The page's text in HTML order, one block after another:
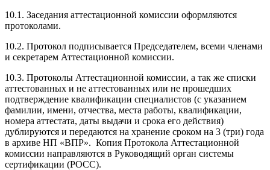
10.1. Заседания аттестационной комиссии оформляются
протоколами.
10.2. Протокол подписывается Председателем, всеми членами
и секретарем Аттестационной комиссии.
10.3. Протоколы Аттестационной комиссии, а так же списки
аттестованных и не аттестованных или не прошедших
подтверждение квалификации специалистов (с указанием
фамилии, имени, отчества, места работы, квалификации,
номера аттестата, даты выдачи и срока его действия)
дублируются и передаются на хранение сроком на 3 (три) года
в архиве НП «ВПР». Копия Протокола Аттестационной
комиссии направляются в Руководящий орган системы
сертификации (РОСС).